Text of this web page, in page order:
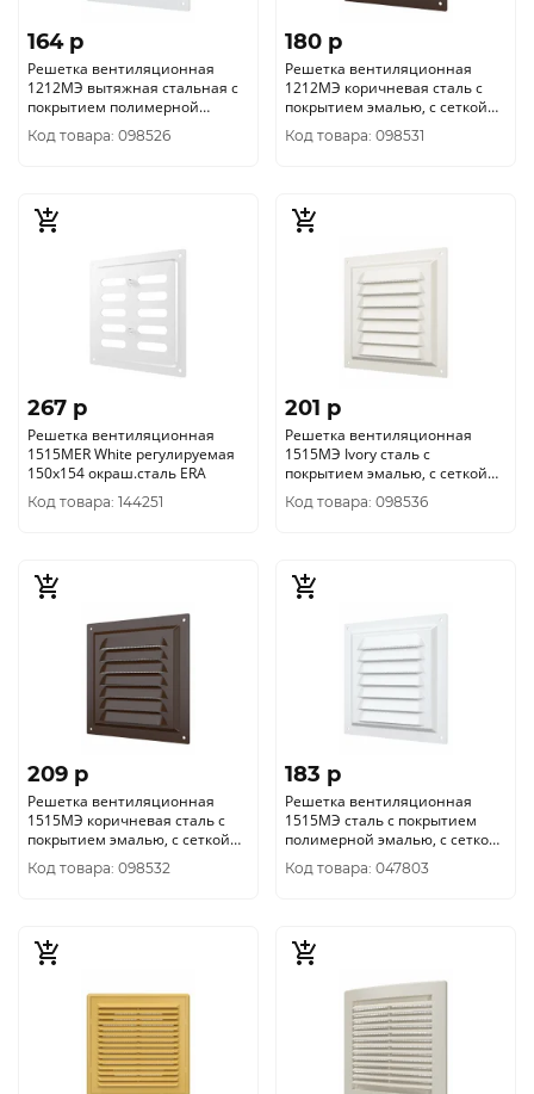
164 p
Решетка вентиляционная
1212МЭ вытяжная стальная с
покрытием полимерной
эмалью 125х125 ERA
уп.100/1шт
Код товара: 098526
180 p
Решетка вентиляционная
1212МЭ коричневая сталь с
покрытием эмалью, с сеткой
125х125 ERA уп.100/1шт.
Код товара: 098531
267 p
Решетка вентиляционная
1515MER White регулируемая
150x154 окраш.сталь ERA
Код товара: 144251
201 p
Решетка вентиляционная
1515МЭ Ivory сталь с
покрытием эмалью, с сеткой
150х150 ERA уп.100/1шт.
Код товара: 098536
209 p
Решетка вентиляционная
1515МЭ коричневая сталь с
покрытием эмалью, с сеткой
150х150 ERA уп.100/1шт.
Код товара: 098532
183 p
Решетка вентиляционная
1515МЭ сталь с покрытием
полимерной эмалью, с сеткой
150х150 ERA уп.100/1шт.
Код товара: 047803